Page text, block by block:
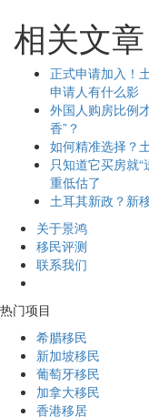
相关文章
正式申请加入！
申请人有什么影
外国人购房比例
香”？
如何精准选择？
只知道它买房就
重低估了
土耳其新政？新
关于景鸿
移民评测
联系我们
热门项目
希腊移民
新加坡移民
葡萄牙移民
加拿大移民
香港移居